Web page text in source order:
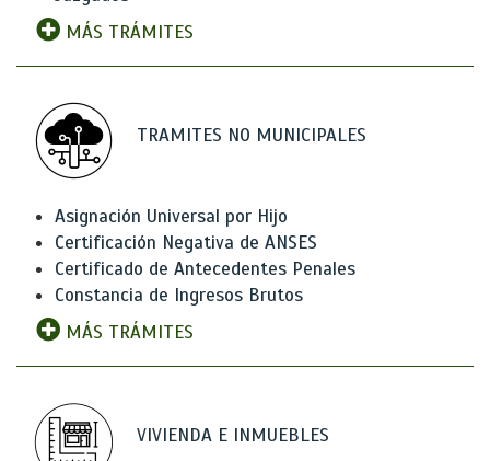
MÁS TRÁMITES
TRAMITES NO MUNICIPALES
Asignación Universal por Hijo
Certificación Negativa de ANSES
Certificado de Antecedentes Penales
Constancia de Ingresos Brutos
MÁS TRÁMITES
VIVIENDA E INMUEBLES